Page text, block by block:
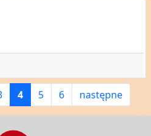
4 5 6 następne